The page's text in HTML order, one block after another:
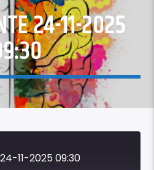
24-11-2025
11-2025 09:30